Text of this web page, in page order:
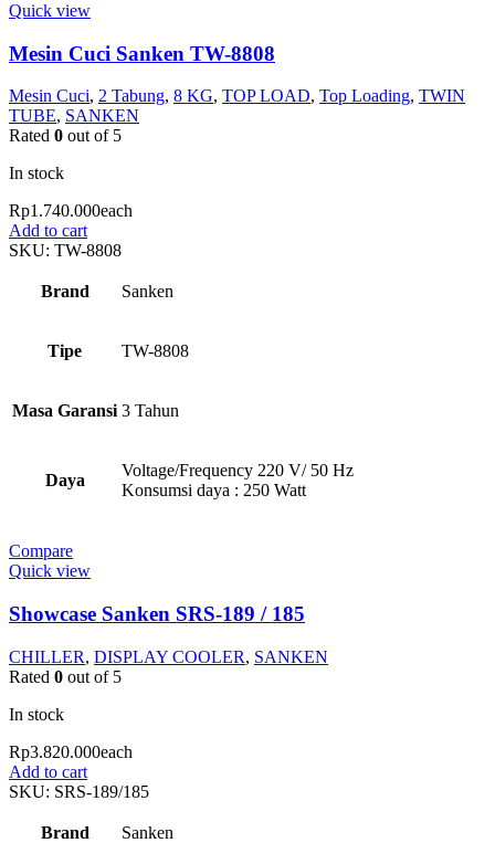
Quick view
Mesin Cuci Sanken TW-8808
Mesin Cuci, 2 Tabung, 8 KG, TOP LOAD, Top Loading, TWIN
TUBE, SANKEN
Rated 0 out of 5
In stock
Rp1.740.000each
Add to cart
SKU: TW-8808
Brand Sanken
Tipe TW-8808
Masa Garansi 3 Tahun
Daya
Voltage/Frequency 220 V/ 50 Hz
Konsumsi daya : 250 Watt
Compare
Quick view
Showcase Sanken SRS-189 / 185
CHILLER, DISPLAY COOLER, SANKEN
Rated 0 out of 5
In stock
Rp3.820.000each
Add to cart
SKU: SRS-189/185
Brand Sanken